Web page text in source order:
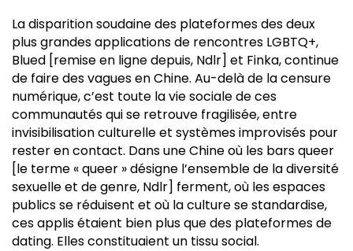
La disparition soudaine des plateformes des deux
plus grandes applications de rencontres LGBTQ+,
Blued [remise en ligne depuis, Ndlr] et Finka, continue
de faire des vagues en Chine. Au-delà de la censure
numérique, c’est toute la vie sociale de ces
communautés qui se retrouve fragilisée, entre
invisibilisation culturelle et systèmes improvisés pour
rester en contact. Dans une Chine où les bars queer
[le terme « queer » désigne l’ensemble de la diversité
sexuelle et de genre, Ndlr] ferment, où les espaces
publics se réduisent et où la culture se standardise,
ces applis étaient bien plus que des plateformes de
dating. Elles constituaient un tissu social.